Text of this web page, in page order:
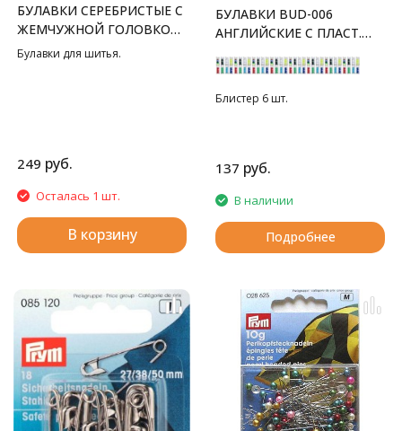
БУЛАВКИ СЕРЕБРИСТЫЕ С
ЖЕМЧУЖНОЙ ГОЛОВКОЙ,
0.65X38 ММ PRYM
Булавки для шитья.
249 руб.
Осталась 1 шт.
В корзину
БУЛАВКИ BUD-006
АНГЛИЙСКИЕ С ПЛАСТ.
Блистер 6 шт.
137 руб.
В наличии
Подробнее